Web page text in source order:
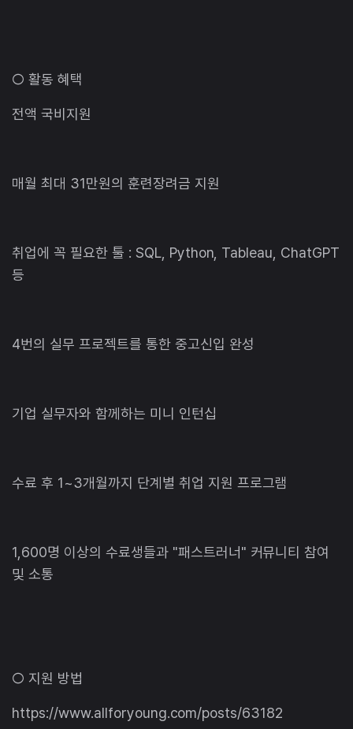
○ 활동 혜택
전액 국비지원
매월 최대 31만원의 훈련장려금 지원
취업에 꼭 필요한 툴 : SQL, Python, Tableau, ChatGPT
등
4번의 실무 프로젝트를 통한 중고신입 완성
기업 실무자와 함께하는 미니 인턴십
수료 후 1~3개월까지 단계별 취업 지원 프로그램
1,600명 이상의 수료생들과 "패스트러너" 커뮤니티 참여
및 소통
○ 지원 방법
https://www.allforyoung.com/posts/63182